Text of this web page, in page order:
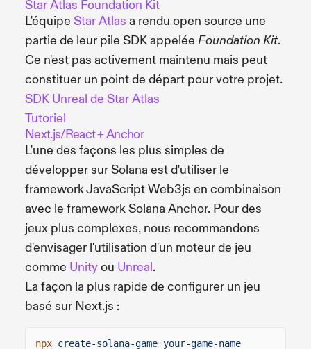
Star Atlas Foundation Kit
L'équipe Star Atlas a rendu open source une
partie de leur pile SDK appelée Foundation Kit.
Ce n'est pas activement maintenu mais peut
constituer un point de départ pour votre projet.
SDK Unreal de Star Atlas
Tutoriel
Next.js/React + Anchor
L'une des façons les plus simples de
développer sur Solana est d'utiliser le
framework JavaScript Web3js en combinaison
avec le framework Solana Anchor. Pour des
jeux plus complexes, nous recommandons
d'envisager l'utilisation d'un moteur de jeu
comme Unityou Unreal.
La façon la plus rapide de configurer un jeu
basé sur Next.js :
npx create-solana-game your-game-name